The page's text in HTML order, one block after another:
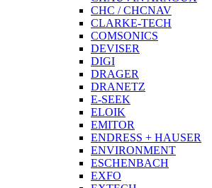
CHC / CHCNAV
CLARKE-TECH
COMSONICS
DEVISER
DIGI
DRAGER
DRANETZ
E-SEEK
ELOIK
EMITOR
ENDRESS + HAUSER
ENVIRONMENT
ESCHENBACH
EXFO